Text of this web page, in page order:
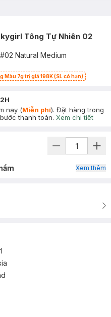
Tông Tự Nhiên 02
Natural Medium
Màu 7g trị giá 198K (SL có hạn)
nay (Miễn phí). Đặt hàng trong
thanh toán. Xem chi tiết
Xem thêm